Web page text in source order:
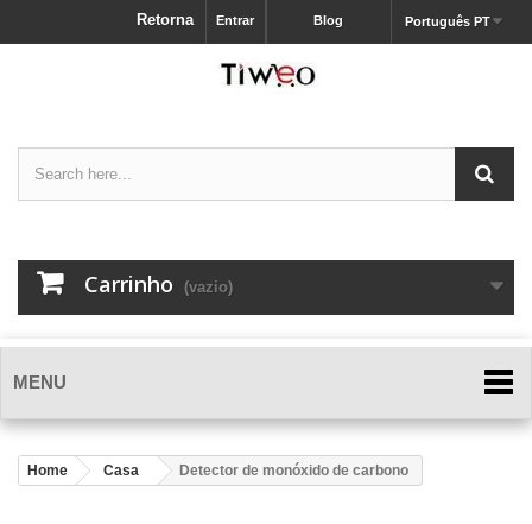
Português PT
Blog
Entrar
Retorna
Carrinho (vazio)
MENU
Home Casa Detector de monóxido de carbono